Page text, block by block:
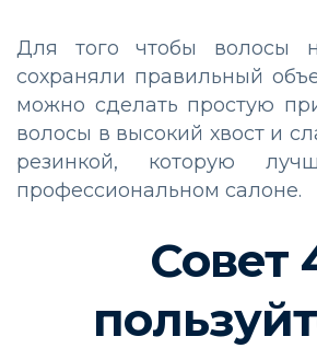
Для того чтобы волосы
сохраняли правильный
можно сделать простую
волосы в высокий хвост и
резинкой, которую
профессиональном салоне.
Совет